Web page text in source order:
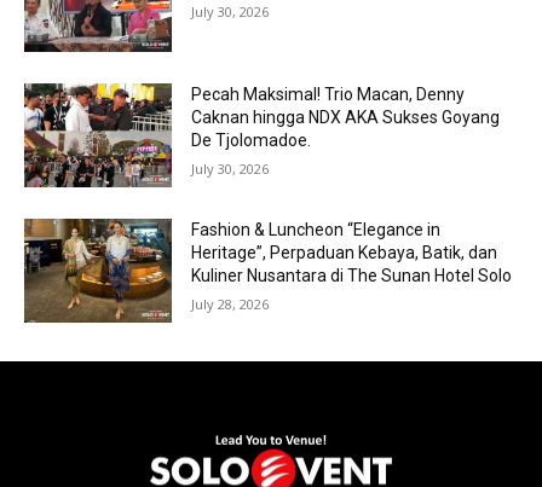
July 30, 2026
Pecah Maksimal! Trio Macan, Denny
Caknan hingga NDX AKA Sukses Goyang
De Tjolomadoe.
July 30, 2026
Fashion & Luncheon “Elegance in
Heritage”, Perpaduan Kebaya, Batik, dan
Kuliner Nusantara di The Sunan Hotel Solo
July 28, 2026